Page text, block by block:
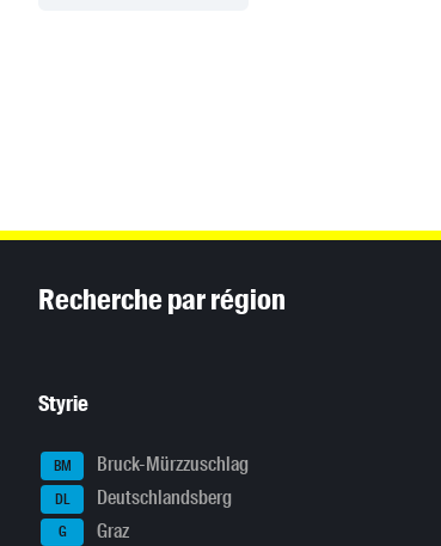
Recherche par région
Styrie
BM Bruck-Mürzzuschlag
DL Deutschlandsberg
G Graz